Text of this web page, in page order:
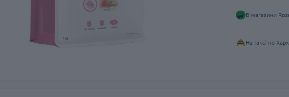
В магазини
На таксі по